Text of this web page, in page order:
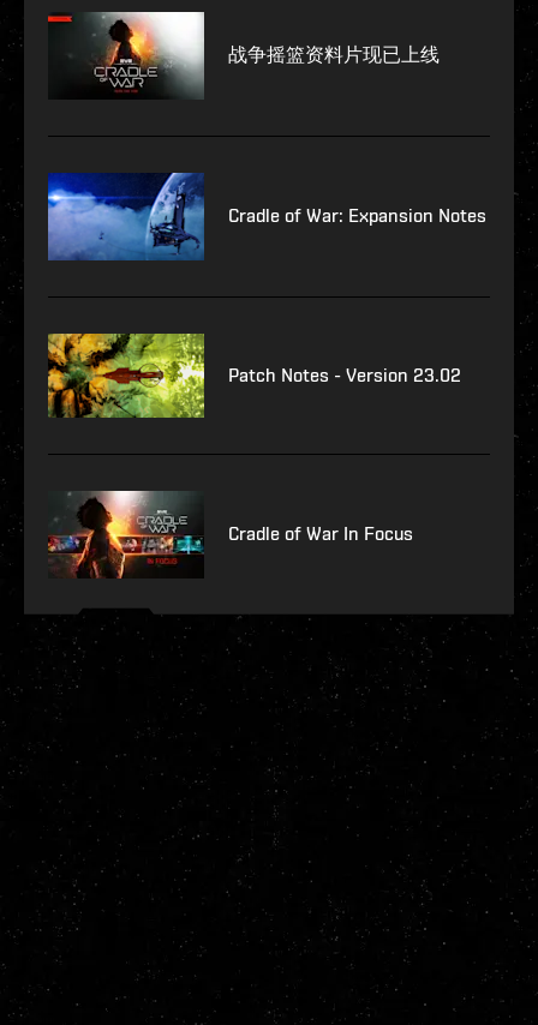
战争摇篮资料片现已上线
Cradle of War: Expansion Notes
Patch Notes - Version 23.02
Cradle of War In Focus